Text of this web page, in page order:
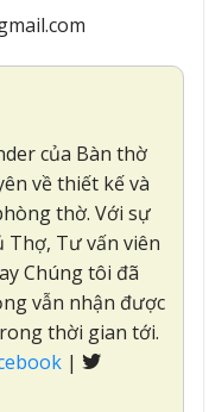
của Bàn thờ
về thiết kế và
thờ. Với sự
Thợ, Tư vấn viên
Chúng tôi đã
vẫn nhận được
thời gian tới.
|